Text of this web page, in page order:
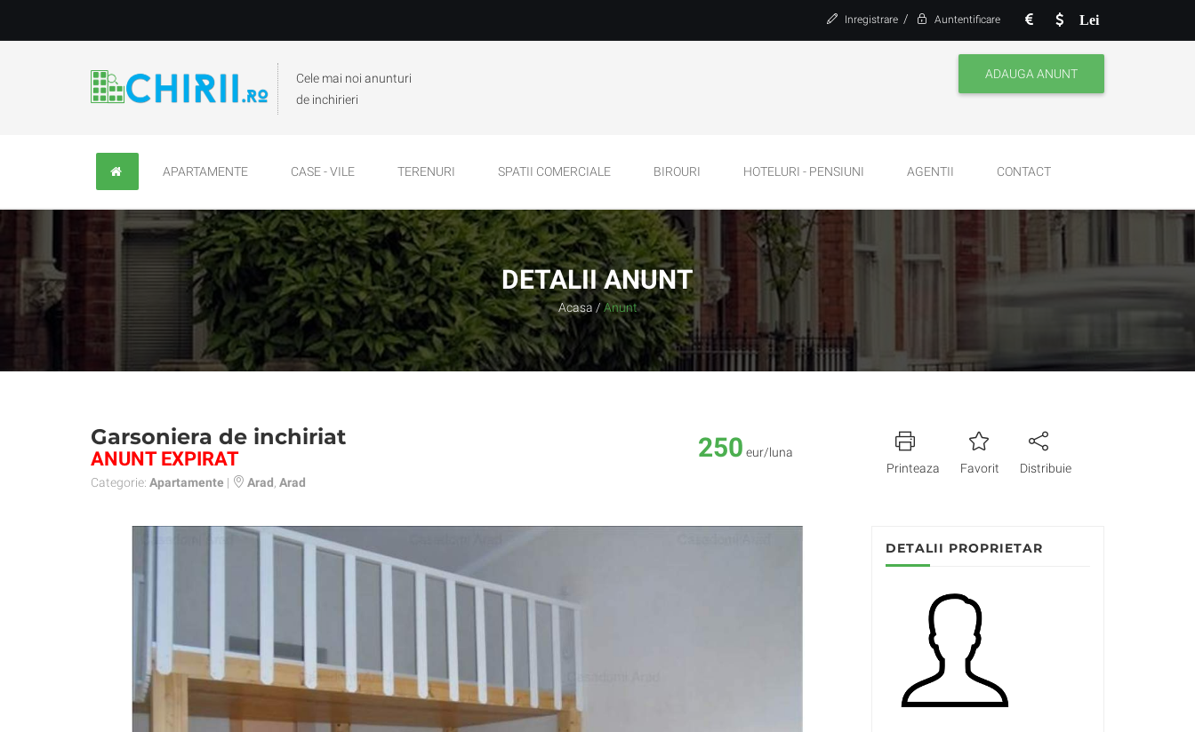
Lei
Inregistrare / Auntentificare
Cele mai noi anunturi
de inchirieri
ADAUGA ANUNT
APARTAMENTE CASE - VILE TERENURI SPATII COMERCIALE BIROURI HOTELURI - PENSIUNI AGENTII CONTACT
DETALII ANUNT
Acasa / Anunt
Garsoniera de inchiriat
ANUNT EXPIRAT
Categorie: Apartamente | Arad Arad
250 eur/luna
Printeaza
Favorit Distribuie
DETALII PROPRIETAR